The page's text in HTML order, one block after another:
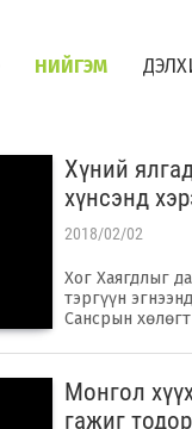
НИЙГЭМ
Хүний
хүнсэнд
2018/02/02
Хог Хаягдлыг
тэргүүн
Сансрын
Монгол
гажиг